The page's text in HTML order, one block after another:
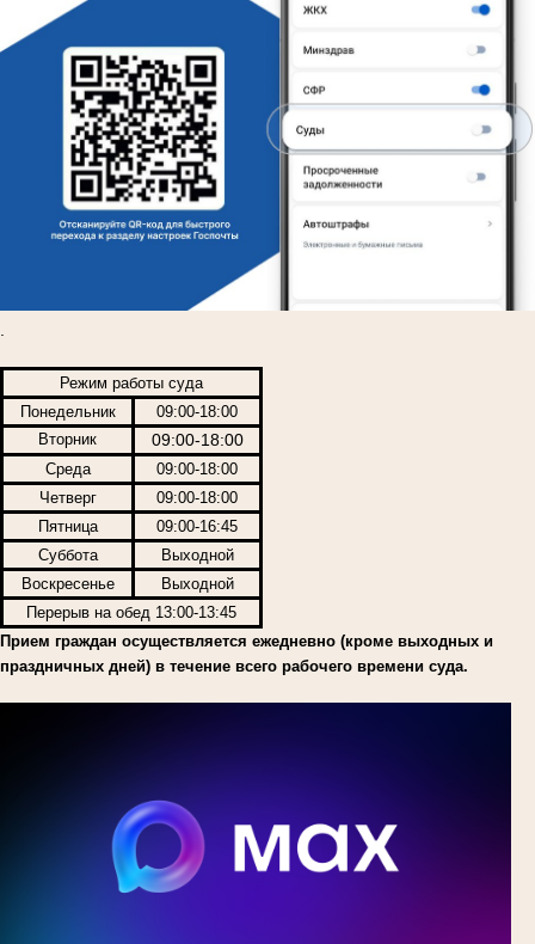
Режим работы суда
Понедельник
09:00-18:00
Вторник
09:00-18:00
Среда
09:00-18:00
Четверг
09:00-18:00
Пятница
09:00-16:45
Суббота
Выходной
Воскресенье
Выходной
Перерыв на обед 13:00-13:45
Прием граждан осуществляется ежедневно (кроме выходных и
праздничных дней) в течение всего рабочего времени суда.